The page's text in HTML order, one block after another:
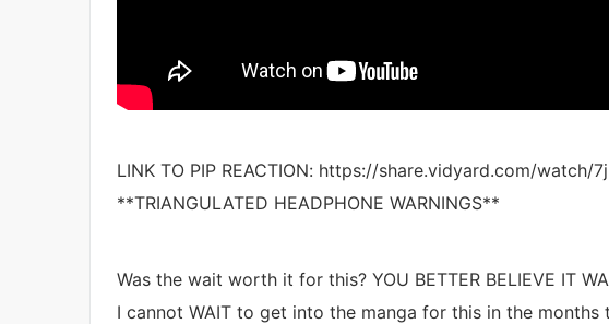
LINK TO PIP REACTION: https://share.vidyard.com/watch/
**TRIANGULATED HEADPHONE WARNINGS**
Was the wait worth it for this? YOU BETTER BELIEVE IT
I cannot WAIT to get into the manga for this in the